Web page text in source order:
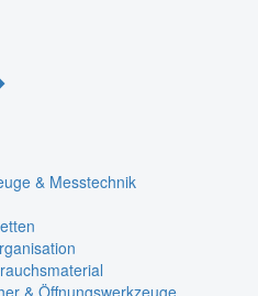
& Messtechnik
& Öffnungswerkzeuge